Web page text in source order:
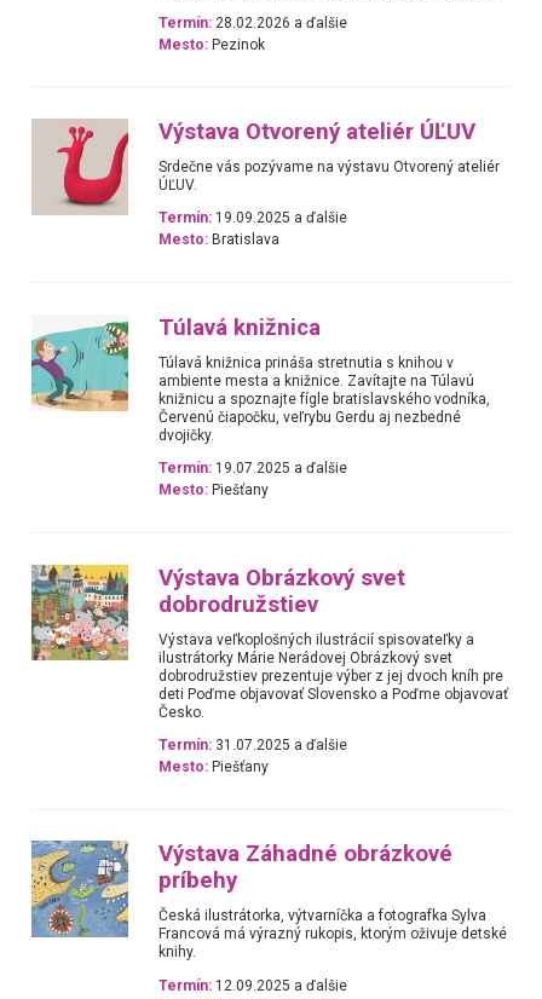
Termín: 28.02.2026 a ďalšie
Mesto: Pezinok
Výstava Otvorený ateliér ÚĽUV
Srdečne vás pozývame na výstavu Otvorený ateliér
ÚĽUV.
Termín: 19.09.2025 a ďalšie
Mesto: Bratislava
Túlavá knižnica
Túlavá knižnica prináša stretnutia s knihou v
ambiente mesta a knižnice. Zavítajte na Túlavú
knižnicu a spoznajte fígle bratislavského vodníka,
Červenú čiapočku, veľrybu Gerdu aj nezbedné
dvojičky.
Termín: 19.07.2025 a ďalšie
Mesto: Piešťany
Výstava Obrázkový svet
dobrodružstiev
Výstava veľkoplošných ilustrácií spisovateľky a
ilustrátorky Márie Nerádovej Obrázkový svet
dobrodružstiev prezentuje výber z jej dvoch kníh pre
deti Poďme objavovať Slovensko a Poďme objavovať
Česko.
Termín: 31.07.2025 a ďalšie
Mesto: Piešťany
Výstava Záhadné obrázkové
príbehy
Česká ilustrátorka, výtvarníčka a fotografka Sylva
Francová má výrazný rukopis, ktorým oživuje detské
knihy.
Termín: 12.09.2025 a ďalšie